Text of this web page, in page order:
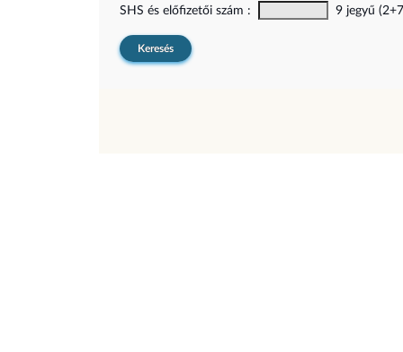
SHS és előfizetői szám : 9 jegyű
Keresés